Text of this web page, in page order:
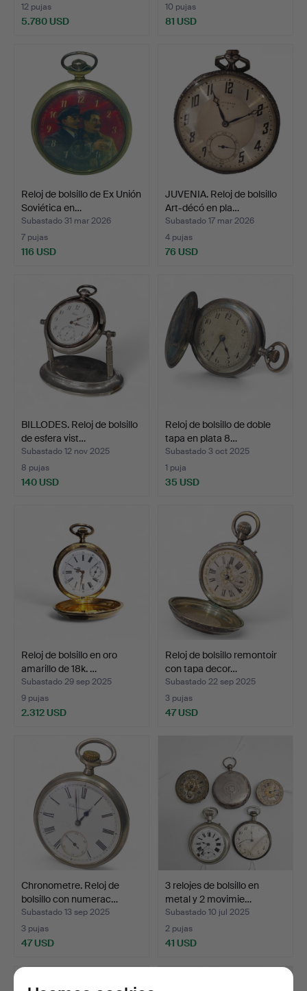
12 pujas
5.780 USD
10 pujas
81 USD
Reloj de bolsillo de Ex Unión
Soviética en…
Subastado 31 mar 2026
7 pujas
116 USD
JUVENIA. Reloj de bolsillo
Art-décó en pla…
Subastado 17 mar 2026
4 pujas
76 USD
BILLODES. Reloj de bolsillo
de esfera vist…
Subastado 12 nov 2025
8 pujas
140 USD
Reloj de bolsillo de doble
tapa en plata 8…
Subastado 3 oct 2025
1 puja
35 USD
Reloj de bolsillo en oro
amarillo de 18k. …
Subastado 29 sep 2025
9 pujas
2.312 USD
Reloj de bolsillo remontoir
con tapa decor…
Subastado 22 sep 2025
3 pujas
47 USD
Chronometre. Reloj de
bolsillo con numerac…
Subastado 13 sep 2025
3 pujas
47 USD
3 relojes de bolsillo en
metal y 2 movimie…
Subastado 10 jul 2025
2 pujas
41 USD